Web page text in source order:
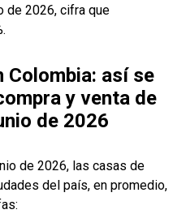
de 2026, cifra que
Colombia: así se
y venta de
de 2026
de 2026, las casas de
del país, en promedio,